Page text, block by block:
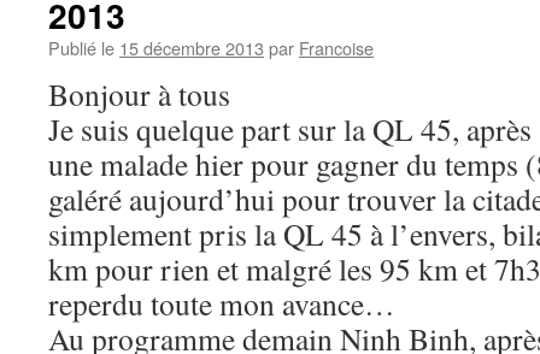
2013
Publié le 15 décembre 2013 par Francoise
Bonjour à tous
Je suis quelque part sur la QL 45,
une malade hier pour gagner du temps
galéré aujourd’hui pour trouver la
simplement pris la QL 45 à l’envers,
km pour rien et malgré les 95 km et
reperdu toute mon avance…
Au programme demain Ninh Binh,